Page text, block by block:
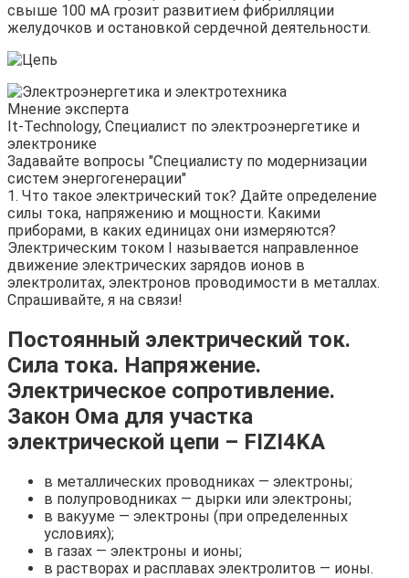
свыше 100 мА грозит развитием фибрилляции
желудочков и остановкой сердечной деятельности.
Мнение эксперта
It-Technology, Cпециалист по электроэнергетике и
электронике
Задавайте вопросы "Специалисту по модернизации
систем энергогенерации"
1. Что такое электрический ток? Дайте определение
силы тока, напряжению и мощности. Какими
приборами, в каких единицах они измеряются?
Электрическим током I называется направленное
движение электрических зарядов ионов в
электролитах, электронов проводимости в металлах.
Спрашивайте, я на связи!
Постоянный электрический ток.
Сила тока. Напряжение.
Электрическое сопротивление.
Закон Ома для участка
электрической цепи – FIZI4KA
в металлических проводниках — электроны;
в полупроводниках — дырки или электроны;
в вакууме — электроны (при определенных
условиях);
в газах — электроны и ионы;
в растворах и расплавах электролитов — ионы.